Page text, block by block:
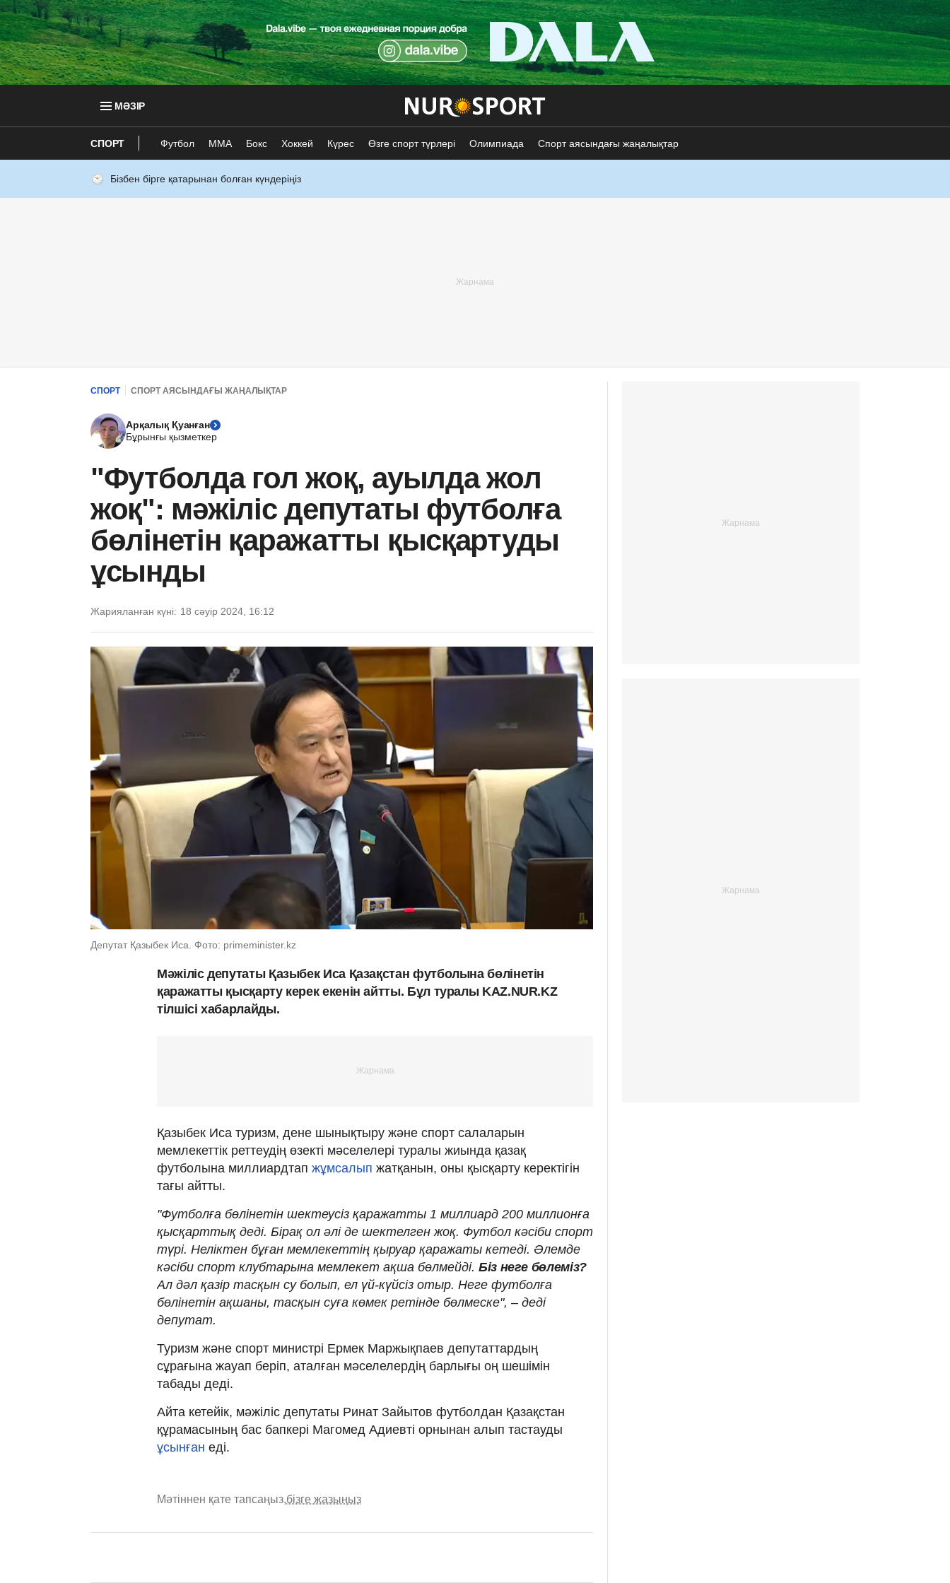
МӘЗІР
СПОРТ Футбол ММА Бокс Хоккей Күрес Өзге спорт түрлері Олимпиада Спорт аясындағы жаңалықтар
Бізбен бірге қатарынан болған күндеріңіз
СПОРТ СПОРТ АЯСЫНДАҒЫ ЖАҢАЛЫҚТАР
Арқалық Қуанған
Бұрынғы қызметкер
"Футболда гол жоқ, ауылда жол
жоқ": мәжіліс депутаты футболға
бөлінетін қаражатты қысқартуды
ұсынды
Жарияланған күні: 18 сәуір 2024, 16:12
Депутат Қазыбек Иса. Фото: primeminister.kz
Мәжіліс депутаты Қазыбек Иса Қазақстан футболына бөлінетін
қаражатты қысқарту керек екенін айтты. Бұл туралы KAZ.NUR.KZ
тілшісі хабарлайды.
Қазыбек Иса туризм, дене шынықтыру және спорт салаларын
мемлекеттік реттеудің өзекті мәселелері туралы жиында қазақ
футболына миллиардтап жұмсалып жатқанын, оны қысқарту керектігін
тағы айтты.
"Футболға бөлінетін шектеусіз қаражатты 1 миллиард 200 миллионға
қысқарттық деді. Бірақ ол әлі де шектелген жоқ. Футбол кәсіби спорт
түрі. Неліктен бұған мемлекеттің қыруар қаражаты кетеді. Әлемде
кәсіби спорт клубтарына мемлекет ақша бөлмейді. Біз неге бөлеміз?
Ал дәл қазір тасқын су болып, ел үй-күйсіз отыр. Неге футболға
бөлінетін ақшаны, тасқын суға көмек ретінде бөлмеске", – деді
депутат.
Туризм және спорт министрі Ермек Маржықпаев депутаттардың
сұрағына жауап беріп, аталған мәселелердің барлығы оң шешімін
табады деді.
Айта кетейік, мәжіліс депутаты Ринат Зайытов футболдан Қазақстан
құрамасының бас бапкері Магомед Адиевті орнынан алып тастауды
ұсынған еді.
Мәтіннен қате тапсаңыз,бізге жазыңыз